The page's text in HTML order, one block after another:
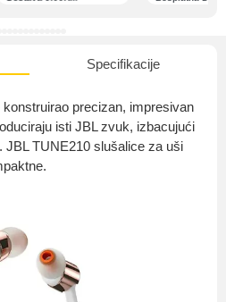
Specifikacije
precizan, impresivan
isti JBL zvuk, izbacujući
JBL TUNE210 slušalice za uši
O nama
Privatnost kupca
Uvjeti i odredbe